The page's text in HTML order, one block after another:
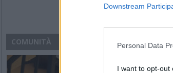
Downstream
Personal Data
I want to opt-out
COMUNITÀ